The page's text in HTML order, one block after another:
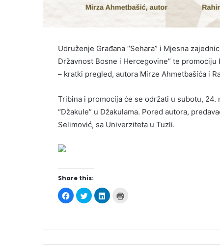
Udruženje Građana “Sehara” i Mjesna
Državnost Bosne i Hercegovine” te
– kratki pregled, autora Mirze Ahmetbašića i
Tribina i promocija će se održati u subotu, 24.
“Džakule” u Džakulama. Pored autora,
Selimović, sa Univerziteta u Tuzli.
Share this:
C
l
o
a
C
l
o
a
C
l
o
a
o
i